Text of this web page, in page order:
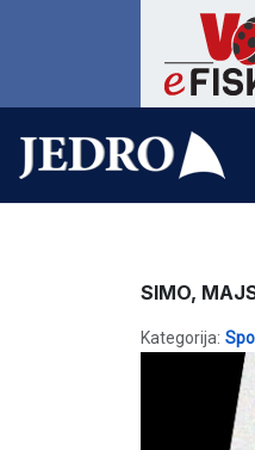
SIMO,
Kategorija: